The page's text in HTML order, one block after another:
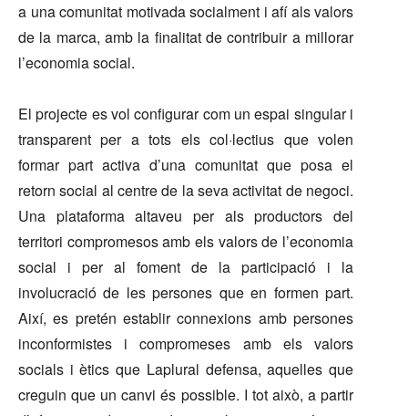
a una comunitat motivada socialment i afí als valors
de la marca, amb la finalitat de contribuir a millorar
l’economia social.
El projecte es vol configurar com un espai singular i
transparent per a tots els col·lectius que volen
formar part activa d’una comunitat que posa el
retorn social al centre de la seva activitat de negoci.
Una plataforma altaveu per als productors del
territori compromesos amb els valors de l’economia
social i per al foment de la participació i la
involucració de les persones que en formen part.
Així, es pretén establir connexions amb persones
inconformistes i compromeses amb els valors
socials i ètics que Laplural defensa, aquelles que
creguin que un canvi és possible. I tot això, a partir